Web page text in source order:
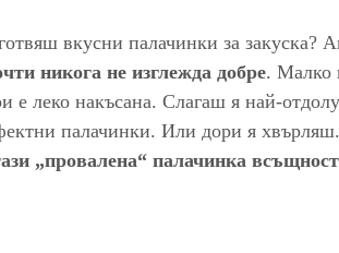
вкусни палачинки за закуска?
никога не изглежда добре. Малко
е леко накъсана. Слагаш я най-
палачинки. Или дори я
„провалена“ палачинка